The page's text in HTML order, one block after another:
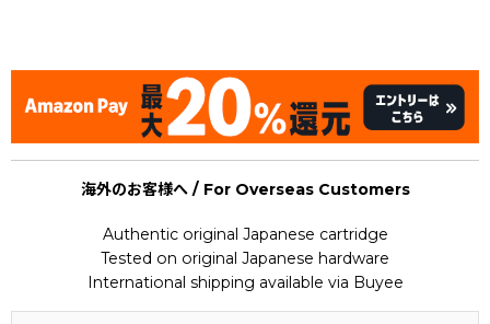
海外のお客様へ / For Overseas Customers
Authentic original Japanese cartridge
Tested on original Japanese hardware
International shipping available via Buyee